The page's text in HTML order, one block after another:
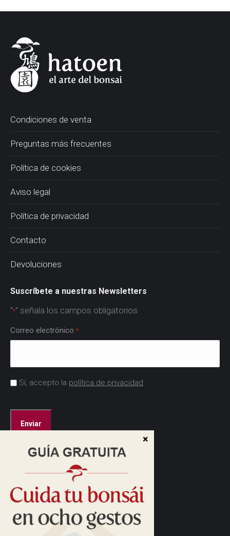
Condiciones de venta
Preguntas más frecuentes
Política de cookies
Aviso legal
Política de privacidad
Contacto
Devoluciones
Suscríbete a nuestras Newsletters
"*" señala los campos obligatorios
Correo electrónico *
Acuerdo
Sí, accepto la política de privacidad
Dirección:
Cam. de las Caudalosas, s/n
28690 Brunete, Madrid
Cómo llegar>